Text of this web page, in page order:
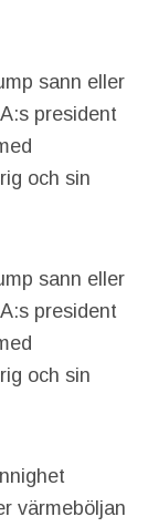
sann eller
president
och sin
sann eller
president
och sin
värmeböljan